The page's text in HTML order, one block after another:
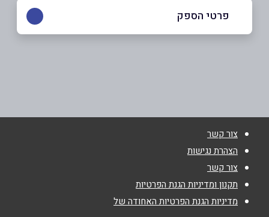
פרטי הספק
שם מלא*
טלפון*
צור קשר
הצהרת נגישות
צור קשר
תקנון ומדיניות הגנת הפרטיות
מדיניות הגנת הפרטיות האחודה של